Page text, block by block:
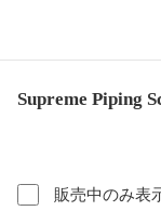
Supreme Piping
販売中のみ表